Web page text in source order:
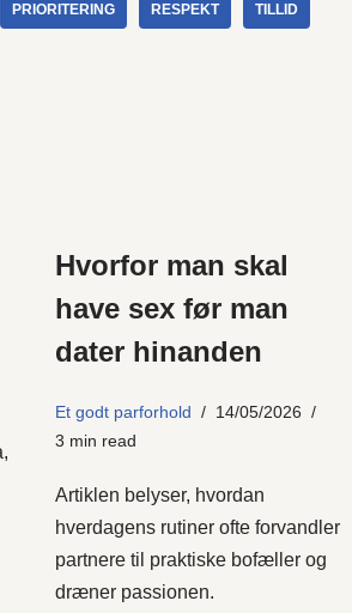
PRIORITERING RESPEKT TILLID
Hvorfor man skal
have sex før man
dater hinanden
Et godt parforhold
14/05/2026
3 min read
Artiklen belyser, hvordan
hverdagens rutiner ofte forvandler
partnere til praktiske bofæller og
dræner passionen.